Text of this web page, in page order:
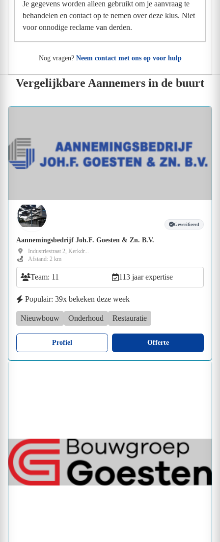
Je gegevens worden alleen gebruikt om je aanvraag te
behandelen en contact op te nemen over deze klus. Niet
voor onnodige reclame van derden.
Nog vragen? Neem contact met ons op voor hulp
Vergelijkbare Aannemers in de buurt
Geverifieerd
Aannemingsbedrijf Joh.F. Goesten & Zn. B.V.
Industriestraat 2, Kerkdr...
Afstand: 2 km
Team: 11 113 jaar expertise
Populair: 39x bekeken deze week
Nieuwbouw Onderhoud Restauratie
Profiel Offerte